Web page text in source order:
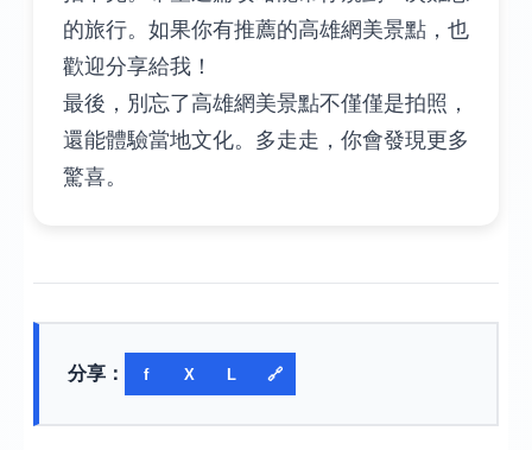
的旅行。如果你有推薦的高雄網美景點，也
歡迎分享給我！
最後，別忘了高雄網美景點不僅僅是拍照，
還能體驗當地文化。多走走，你會發現更多
驚喜。
分享： f X L 🔗